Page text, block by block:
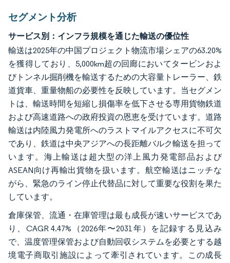
セグメント分析
サービス別：インフラ規模を通じた輸送の優位性
輸送は2025年の中国プロジェクト物流市場シェアの63.20%
を獲得しており、5,000km超の回廊においてタービンおよ
びトンネル掘削機を輸送するための大容量トレーラー、鉄
道貨車、重量物船の必要性を反映しています。当セグメン
トは、輸送時間を短縮し損傷率を低下させる専用貨物鉄道
および高速道路への政府投資の恩恵を受けています。道路
輸送は内陸風力発電所へのラストマイルアクセスに不可欠
であり、鉄道は中央アジアへの長距離バルク輸送を担って
います。海上輸送は超大型の洋上風力発電部品および
ASEAN向け再輸出貨物を扱います。航空輸送はニッチな
がら、緊急のライン停止代替品に対して重要な役割を果た
しています。
倉庫保管、流通・在庫管理は最も成長が速いサービスであ
り、CAGR 4.47%（2026年〜2031年）を記録する見込み
で、温度管理保管および自動回収システムを必要とする越
境電子商取引施設によって牽引されています。この成長